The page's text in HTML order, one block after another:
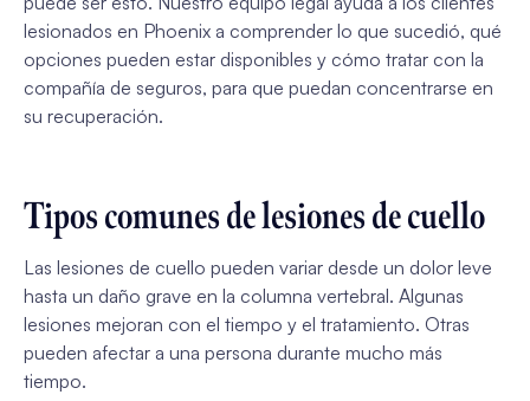
lesionados en Phoenix a comprender lo que sucedió, qué
opciones pueden estar disponibles y cómo tratar con la
compañía de seguros, para que puedan concentrarse en
su recuperación.
Tipos comunes de lesiones de cuello
Las lesiones de cuello pueden variar desde un dolor leve
hasta un daño grave en la columna vertebral. Algunas
lesiones mejoran con el tiempo y el tratamiento. Otras
pueden afectar a una persona durante mucho más
tiempo.